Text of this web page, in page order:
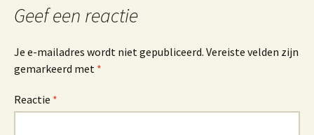
Geef een reactie
Je e-mailadres wordt niet gepubliceerd. Vereiste velden zijn
gemarkeerd met *
Reactie *